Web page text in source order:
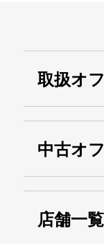
取扱オ
中古オ
店舗一覧